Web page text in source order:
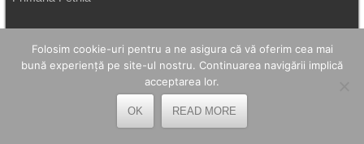
Primăria Petroșani
Primăria Aninoasa
Folosim cookie-uri pentru a ne asigura că vă oferim cea mai
bună experiență pe site-ul nostru. Continuarea navigării implică
acceptarea lor.
OK READ MORE